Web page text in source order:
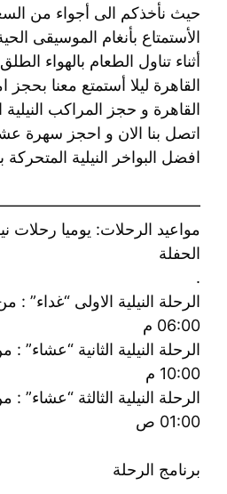
حيث نأخذكم الى أجواء من
الأستمتاع بأنغام الموسيقى
أثناء تناول الطعام بالهواء
القاهرة ليلا أستمتع معنا
القاهرة و حجز المراكب النيلية
اتصل بنا الان و احجز سهرة
افضل البواخر النيلية المتحركة
مواعيد الرحلات: يوميا رحلات
الحفلة
.
06:00 م
10:00 م
01:00 ص
برنامج الرحلة